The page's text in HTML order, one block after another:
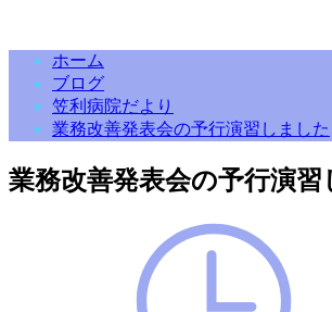
ホーム
ブログ
笠利病院だより
業務改善発表会の予行演習しました
業務改善発表会の予行演習